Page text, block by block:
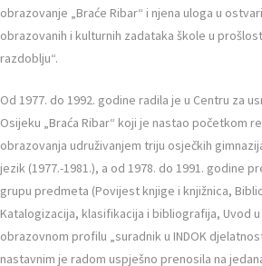
obrazovanje „Braće Ribar“ i njena uloga u
obrazovanih i kulturnih zadataka škole u
razdoblju“.
Od 1977. do 1992. godine radila je u Centru za
Osijeku „Braća Ribar“ koji je nastao početkom
obrazovanja udruživanjem triju osječkih
jezik (1977.-1981.), a od 1978. do 1991. godine
grupu predmeta (Povijest knjige i knjižnica,
Katalogizacija, klasifikacija i bibliografija, Uvod u
obrazovnom profilu „suradnik u INDOK
nastavnim je radom uspješno prenosila na